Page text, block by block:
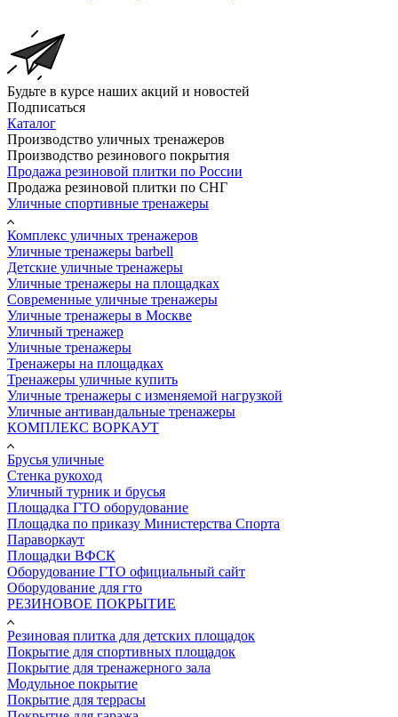
Будьте в курсе наших акций и новостей
Подписаться
Каталог
Производство уличных тренажеров
Производство резинового покрытия
Продажа резиновой плитки по России
Продажа резиновой плитки по СНГ
Уличные спортивные тренажеры
Комплекс уличных тренажеров
Уличные тренажеры barbell
Детские уличные тренажеры
Уличные тренажеры на площадках
Современные уличные тренажеры
Уличные тренажеры в Москве
Уличный тренажер
Уличные тренажеры
Тренажеры на площадках
Тренажеры уличные купить
Уличные тренажеры с изменяемой нагрузкой
Уличные антивандальные тренажеры
КОМПЛЕКС ВОРКАУТ
Брусья уличные
Стенка рукоход
Уличный турник и брусья
Площадка ГТО оборудование
Площадка по приказу Министерства Спорта
Параворкаут
Площадки ВФСК
Оборудование ГТО официальный сайт
Оборудование для гто
РЕЗИНОВОЕ ПОКРЫТИЕ
Резиновая плитка для детских площадок
Покрытие для спортивных площадок
Покрытие для тренажерного зала
Модульное покрытие
Покрытие для террасы